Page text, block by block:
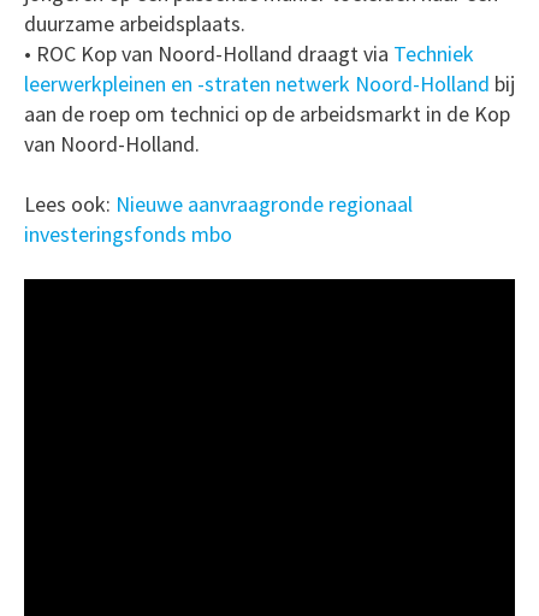
duurzame arbeidsplaats.
• ROC Kop van Noord-Holland draagt via Techniek
leerwerkpleinen en -straten netwerk Noord-Holland bij
aan de roep om technici op de arbeidsmarkt in de Kop
van Noord-Holland.
Lees ook: Nieuwe aanvraagronde regionaal
investeringsfonds mbo